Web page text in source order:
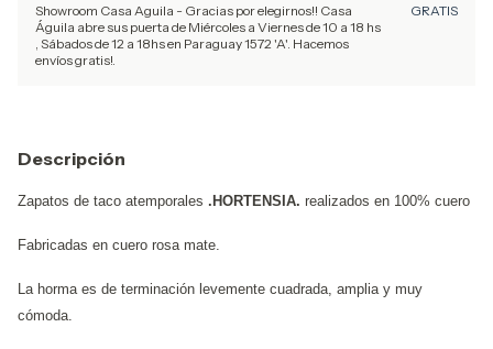
Showroom Casa Aguila - Gracias por elegirnos!! Casa
Águila abre sus puerta de Miércoles a Viernes de 10 a 18 hs
, Sábados de 12 a 18hs en Paraguay 1572 'A'. Hacemos
envíos gratis!.
GRATIS
Descripción
Zapatos de taco atemporales .HORTENSIA. realizados en 100% cuero
Fabricadas en cuero rosa mate.
La horma es de terminación levemente cuadrada, amplia y muy
cómoda.